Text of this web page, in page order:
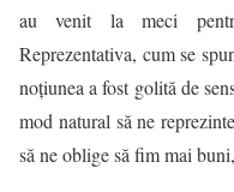
au venit la meci
Reprezentativa, cum se
noţiunea a fost golită de
mod natural să ne
să ne oblige să fim mai